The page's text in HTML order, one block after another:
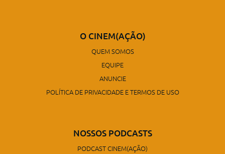
O CINEM(AÇÃO)
QUEM SOMOS
EQUIPE
ANUNCIE
POLÍTICA DE PRIVACIDADE E TERMOS DE USO
NOSSOS PODCASTS
PODCAST CINEM(AÇÃO)